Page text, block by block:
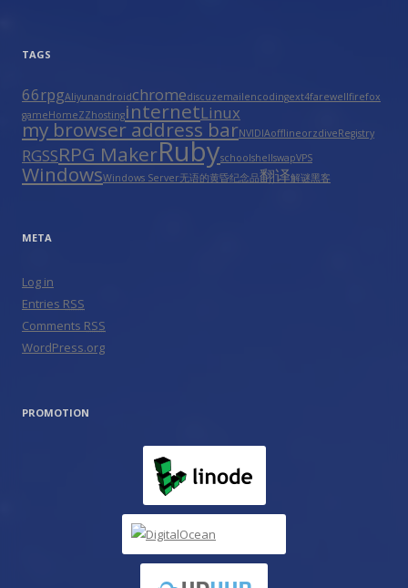
TAGS
66rpgAliyunandroidchromediscuzemailencodingext4farewellfirefox
gameHomeZZhostinginternetLinux
my browser address barNVIDIAofflineorzdiveRegistry
RGSSRPG MakerRubyschoolshellswapVPS
WindowsWindows Server无语的黄昏纪念品翻译解谜黑客
META
Log in
Entries RSS
Comments RSS
WordPress.org
PROMOTION